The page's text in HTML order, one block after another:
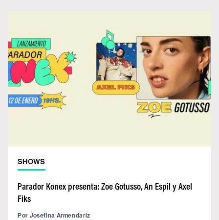
SHOWS
Parador Konex presenta: Zoe Gotusso, An Espil y Axel
Fiks
Por Josefina Armendariz